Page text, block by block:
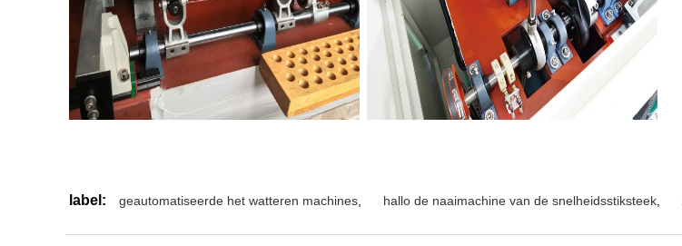
label: geautomatiseerde het watteren machines hallo de naaimachine van de snelheidsstiksteek